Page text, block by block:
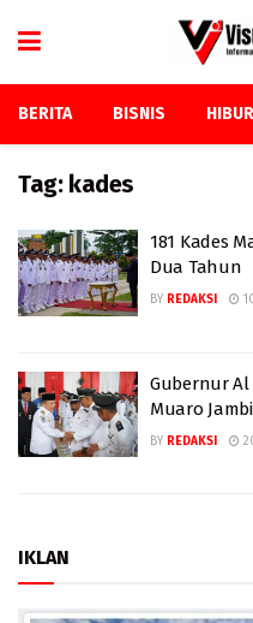
BERITA BISNIS
Tag: kades
181 Kades
Dua Tahun
BY REDAKSI
Gubernur Al
Muaro
BY REDAKSI
IKLAN